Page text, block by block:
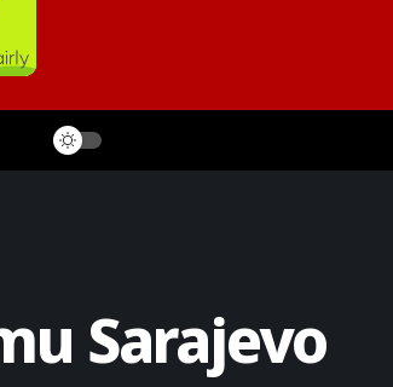
Sarajevo